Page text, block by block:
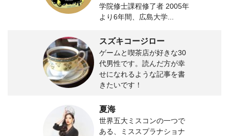
学院修士課程修了者 2005年
より6年間、広島大学...
スズキコージロー
ゲームと喫茶店が好きな30
代男性です。読んだ方が幸
せになれるような記事を書
きたいです！
夏海
世界五大ミスコンの一つで
ある、ミススプラナショナ